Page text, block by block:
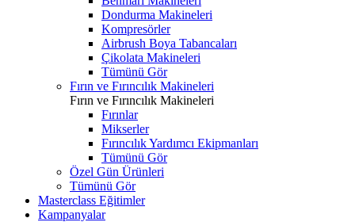
Dondurma Makineleri
Kompresörler
Airbrush Boya Tabancaları
Çikolata Makineleri
Tümünü Gör
Fırın ve Fırıncılık Makineleri
Fırın ve Fırıncılık Makineleri
Fırınlar
Mikserler
Fırıncılık Yardımcı Ekipmanları
Tümünü Gör
Özel Gün Ürünleri
Tümünü Gör
Masterclass Eğitimler
Kampanyalar